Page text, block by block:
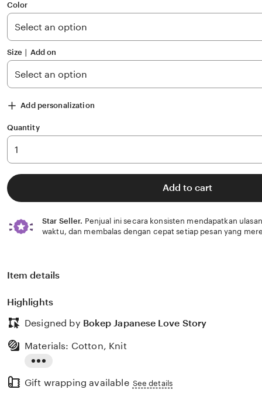
5
Color
Size ∣ Add on
Add personalization
Quantity
Add to cart
Star Seller. Penjual ini secara konsisten mendapatkan
waktu, dan membalas dengan cepat setiap pesan yang
Item details
Highlights
Designed by Bokep Japanese Love Story
the
Materials: Cotton, Knit
Gift wrapping available See details